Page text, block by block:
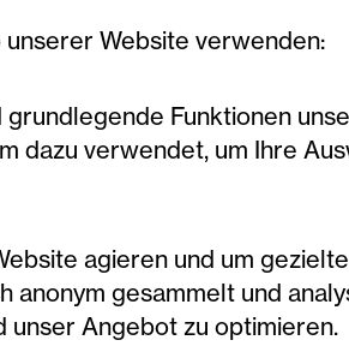
Website verwenden:
Funktionen
dazu verwendet, um Ihre
agieren und um gezielte
anonym gesammelt und
unser Angebot zu optimieren.